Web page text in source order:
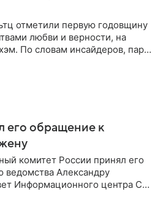
отметили первую годовщину
любви и верности, на
По словам инсайдеров, пара
его обращение к
комитет России принял его
ведомства Александру
Информационного центра СК